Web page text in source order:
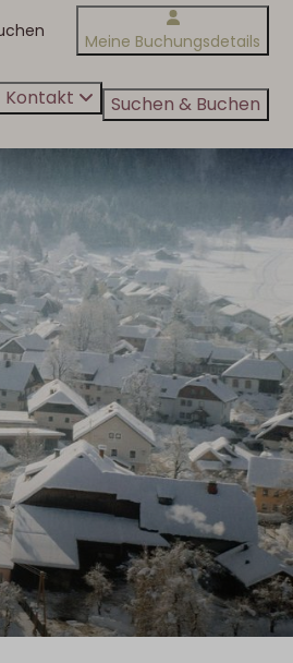
Meine Buchungsdetails
Kontakt Suchen & Buchen